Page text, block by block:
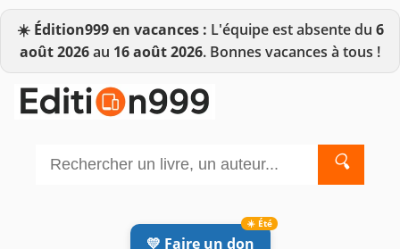
☀️ Édition999 en vacances : L'équipe est absente du 6
août 2026au 16 août 2026. Bonnes vacances à tous !
🔍
💛 Faire un don